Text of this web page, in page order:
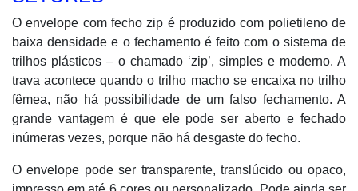
O envelope com fecho zip é produzido com polietileno de
baixa densidade e o fechamento é feito com o sistema de
trilhos plásticos – o chamado ‘zip’, simples e moderno. A
trava acontece quando o trilho macho se encaixa no trilho
fêmea, não há possibilidade de um falso fechamento. A
grande vantagem é que ele pode ser aberto e fechado
inúmeras vezes, porque não há desgaste do fecho.
O envelope pode ser transparente, translúcido ou opaco,